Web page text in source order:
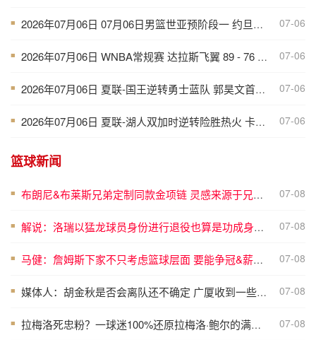
■ 2026年07月06日 07月06日男篮世亚预阶段一 约旦男篮106-67伊拉克男篮 全场集锦 07-06
■ 2026年07月06日 WNBA常规赛 达拉斯飞翼 89 - 76 多伦多节奏 全场集锦 07-06
■ 2026年07月06日 夏联-国王逆转勇士蓝队 郭昊文首秀9分钟4分3助 夏普18分 07-06
■ 2026年07月06日 夏联-湖人双加时逆转险胜热火 卡尔26+8 沃特森补篮绝杀 07-06
篮球新闻
■ 布朗尼&布莱斯兄弟定制同款金项链 灵感来源于兄弟之情 07-08
■ 解说：洛瑞以猛龙球员身份进行退役也算是功成身退、落叶归根了 07-08
■ 马健：詹姆斯下家不只考虑篮球层面 要能争冠&薪资合适&跟老板熟 07-08
■ 媒体人：胡金秋是否会离队还不确定 广厦收到一些报价 且金额不低 07-08
■ 拉梅洛死忠粉？一球迷100%还原拉梅洛·鲍尔的满背纹身 07-08